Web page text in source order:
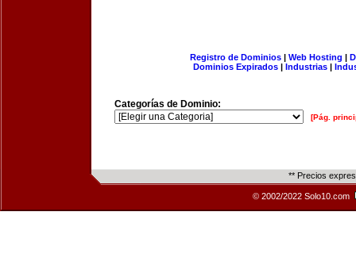
Registro de Dominios| Web Hosting |
Dominios Expirados | Industrias |
Categorías de Dominio:
[Pág.
** Precios
© 2002/2022 Solo10.com